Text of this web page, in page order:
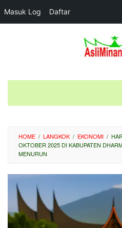
Masuk Log Daftar
HOME / LANGKOK / EKONOMI /
OKTOBER 2025 DI KABUPATEN
MENURUN